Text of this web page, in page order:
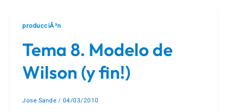
producciÃ³n
Tema 8. Modelo de
Wilson (y fin!)
Jose Sande / 04/03/2010